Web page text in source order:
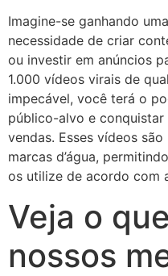
Imagine-se ganhando
necessidade de criar
ou investir em anúncios
1.000 vídeos virais de
impecável, você terá o
público-alvo e conquistar
vendas. Esses vídeos
marcas d’água,
os utilize de acordo com
Veja o
nossos